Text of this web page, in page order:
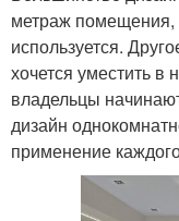
метраж помещения,
используется.
хочется уместить в
владельцы
дизайн
применение